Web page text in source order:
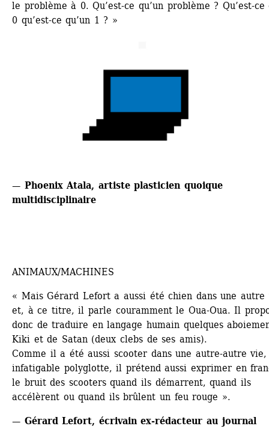
le problème à 0. Qu’est-ce qu’un problème ? Qu’est-ce
0 qu’est-ce qu’un 1 ? »
— Phoenix Atala, artiste plasticien quoique
multidisciplinaire
ANIMAUX/MACHINES
« Mais Gérard Lefort a aussi été chien dans une autre
et, à ce titre, il parle couramment le Oua-Oua. Il
donc de traduire en langage humain quelques
Kiki et de Satan (deux clebs de ses amis).
Comme il a été aussi scooter dans une autre-autre vie,
infatigable polyglotte, il prétend aussi exprimer en
le bruit des scooters quand ils démarrent, quand ils
accélèrent ou quand ils brûlent un feu rouge ».
— Gérard Lefort, écrivain ex-rédacteur au journal